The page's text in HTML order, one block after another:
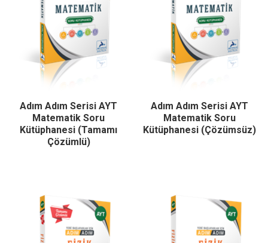
Adım Adım Serisi AYT
Matematik Soru
Kütüphanesi (Tamamı
Çözümlü)
Adım Adım Serisi AYT
Matematik Soru
Kütüphanesi (Çözümsüz)